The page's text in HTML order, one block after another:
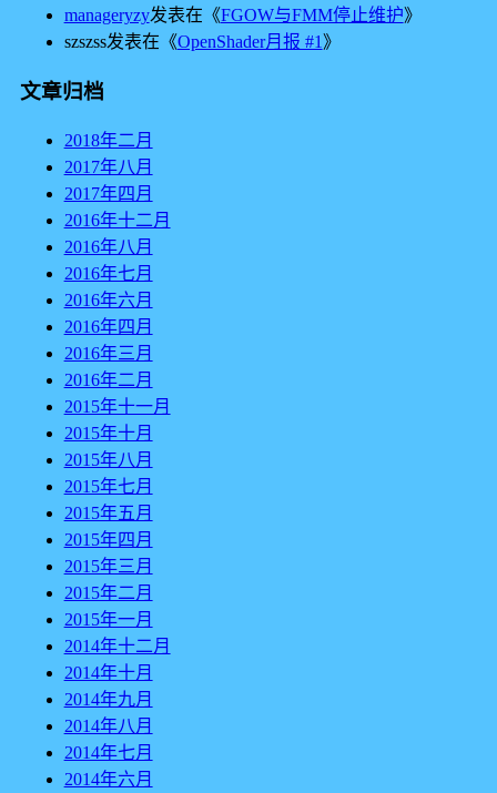
manageryzy发表在《FGOW与FMM停止维护》
szszss发表在《OpenShader月报 #1》
文章归档
2018年二月
2017年八月
2017年四月
2016年十二月
2016年八月
2016年七月
2016年六月
2016年四月
2016年三月
2016年二月
2015年十一月
2015年十月
2015年八月
2015年七月
2015年五月
2015年四月
2015年三月
2015年二月
2015年一月
2014年十二月
2014年十月
2014年九月
2014年八月
2014年七月
2014年六月